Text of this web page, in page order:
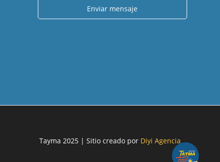
Enviar mensaje
Tayma 2025 | Sitio creado por Diyi Agencia